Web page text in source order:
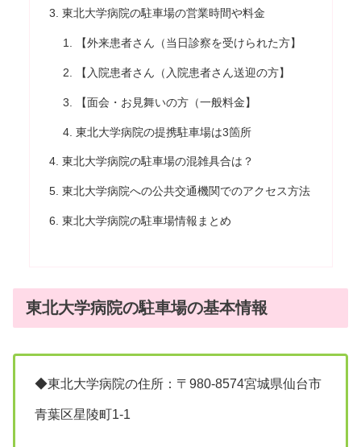
東北大学病院の駐車場の営業時間や料金
【外来患者さん（当日診察を受けられた方】
【入院患者さん（入院患者さん送迎の方】
【面会・お見舞いの方（一般料金】
東北大学病院の提携駐車場は3箇所
東北大学病院の駐車場の混雑具合は？
東北大学病院への公共交通機関でのアクセス方法
東北大学病院の駐車場情報まとめ
東北大学病院の駐車場の基本情報
◆東北大学病院の住所：〒980-8574宮城県仙台市
青葉区星陵町1-1